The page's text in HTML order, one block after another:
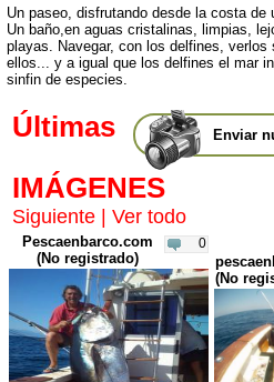
Un paseo, disfrutando desde la costa de
Un baño,en aguas cristalinas, limpias,
playas. Navegar, con los delfines, verlos
ellos... y a igual que los delfines el mar
sinfin de especies.
Enviar
Últimas
IMÁGENES
Siguiente | Ver todo
0
Pescaenbarco.com
(No registrado)
(No